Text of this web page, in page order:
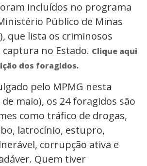
incluídos no programa
Público de Minas
que lista os criminosos
no Estado. Clique aqui
dos foragidos.
pelo MPMG nesta
maio), os 24 foragidos são
como tráfico de drogas,
latrocínio, estupro,
corrupção ativa e
Quem tiver